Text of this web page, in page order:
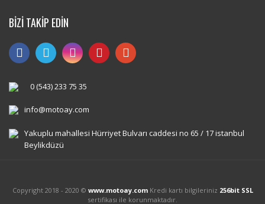
BİZİ TAKİP EDİN
0 (543) 233 75 35
info@motoay.com
Yakuplu mahallesi Hürriyet Bulvarı caddesi no 65 / 17 istanbul
Beylikdüzü
Copyright 2018 - 2020 © www.motoay.comKredi kartı bilgileriniz 256bit SSL
sertifikası ile korunmaktadır.